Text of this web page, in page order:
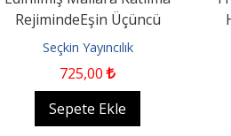
RejimindeEşin Üçüncü
Kişilere Karşı Dava Hakkı...
Seçkin Yayıncılık
725,00
Sepete Ekle